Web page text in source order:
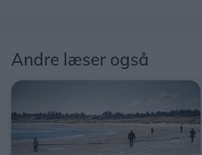
Andre læser også